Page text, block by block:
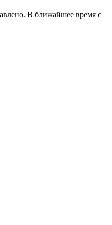
В ближайшее время с